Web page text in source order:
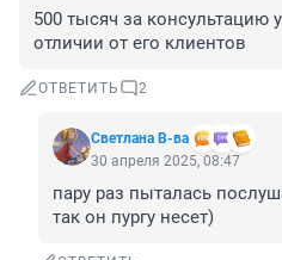
500 тысяч за консультацию
отличии от его клиентов
ОТВЕТИТЬ 2
Светлана В-ва
30 апреля 2025, 08:47
пару раз пыталась
так он пургу несет)